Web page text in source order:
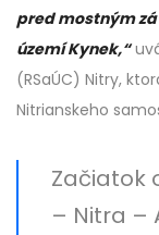
pred mostným
území Kynek,“
(RSaÚC) Nitry,
Nitrianskeho
Začiatok
– Nitra –